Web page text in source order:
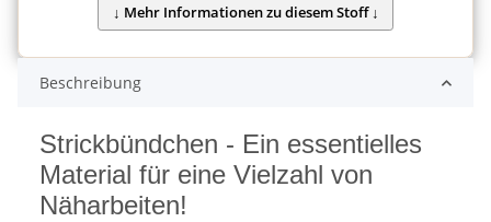
Beschreibung
Strickbündchen - Ein essentielles
Material für eine Vielzahl von
Näharbeiten!